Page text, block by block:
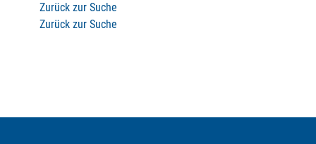
Zurück zur Suche
Zurück zur Suche